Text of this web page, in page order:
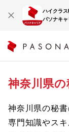
ハイクラス
パソナキャ
神奈川県の
神奈川県の秘書
専門知識やス